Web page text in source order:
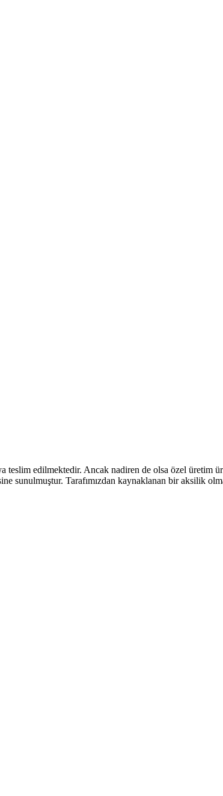
edilmektedir. Ancak nadiren de olsa özel üretim
sunulmuştur. Tarafımızdan kaynaklanan bir aksilik